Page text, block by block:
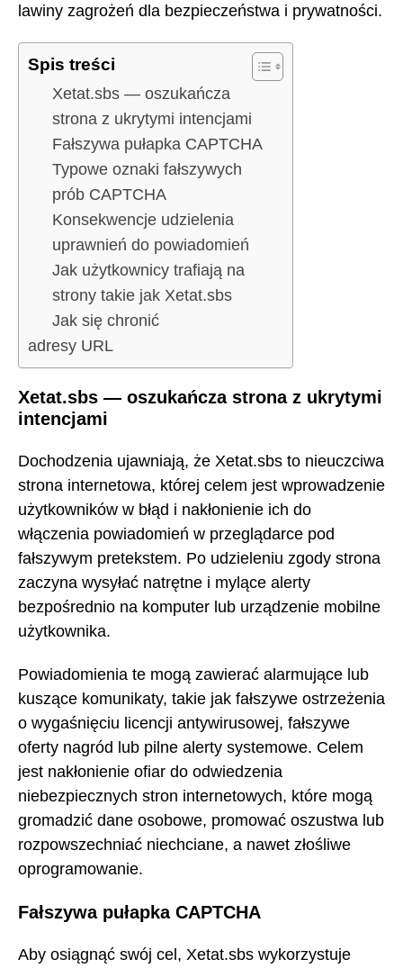
lawiny zagrożeń dla bezpieczeństwa i prywatności.
Spis treści
Xetat.sbs — oszukańcza
strona z ukrytymi intencjami
Fałszywa pułapka CAPTCHA
Typowe oznaki fałszywych
prób CAPTCHA
Konsekwencje udzielenia
uprawnień do powiadomień
Jak użytkownicy trafiają na
strony takie jak Xetat.sbs
Jak się chronić
adresy URL
Xetat.sbs — oszukańcza strona z ukrytymi
intencjami
Dochodzenia ujawniają, że Xetat.sbs to nieuczciwa
strona internetowa, której celem jest wprowadzenie
użytkowników w błąd i nakłonienie ich do
włączenia powiadomień w przeglądarce pod
fałszywym pretekstem. Po udzieleniu zgody strona
zaczyna wysyłać natrętne i mylące alerty
bezpośrednio na komputer lub urządzenie mobilne
użytkownika.
Powiadomienia te mogą zawierać alarmujące lub
kuszące komunikaty, takie jak fałszywe ostrzeżenia
o wygaśnięciu licencji antywirusowej, fałszywe
oferty nagród lub pilne alerty systemowe. Celem
jest nakłonienie ofiar do odwiedzenia
niebezpiecznych stron internetowych, które mogą
gromadzić dane osobowe, promować oszustwa lub
rozpowszechniać niechciane, a nawet złośliwe
oprogramowanie.
Fałszywa pułapka CAPTCHA
Aby osiągnąć swój cel, Xetat.sbs wykorzystuje